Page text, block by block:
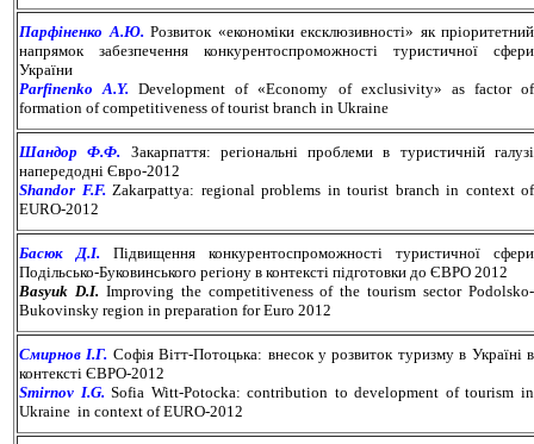
Парфіненко А.Ю. Розвиток «економіки ексклюзивності» як пріоритетний
напрямок забезпечення конкурентоспроможності туристичної сфери
України
Parfinenko A.Y. Development of «Economy of exclusivity» as factor of
formation of competitiveness of tourist branch in Ukraine
Шандор Ф.Ф. Закарпаття: регіональні проблеми в туристичній галузі
напередодні Євро-2012
Shandor F.F. Zakarpattya: regional problems in tourist branch in context of
EURO-2012
Басюк Д.І. Підвищення конкурентоспроможності туристичної сфери
Подільсько-Буковинського регіону в контексті підготовки до ЄВРО 2012
Basyuk D.I. Improving the competitiveness of the tourism sector Podolsko-
Bukovinsky region in preparation for Euro 2012
Смирнов І.Г. Софія Вітт-Потоцька: внесок у розвиток туризму в Україні в
контексті ЄВРО-2012
Smirnov I.G. Sofia Witt-Potocka: сontribution to development of tourism in
Ukraine in context of EURO-2012